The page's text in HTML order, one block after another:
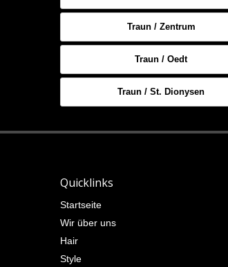
Traun / Zentrum
Traun / Oedt
Traun / St. Dionysen
Quicklinks
Startseite
Wir über uns
Hair
Style